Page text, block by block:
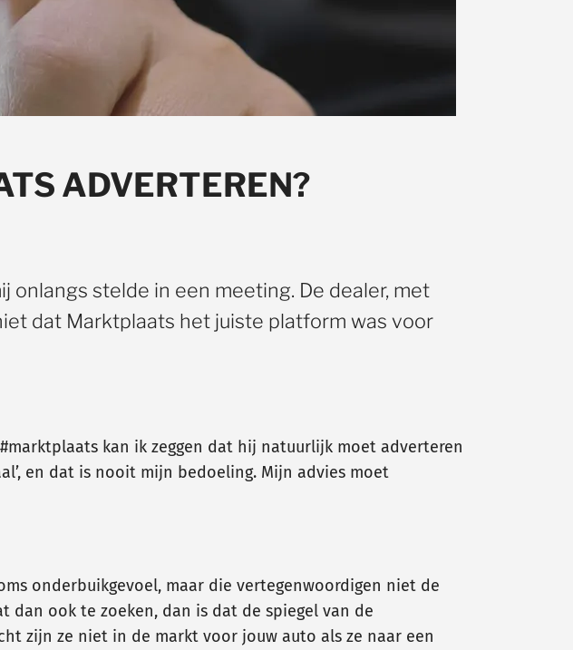
ADVERTEREN?
onlangs stelde in een meeting. De dealer, met
dat Marktplaats het juiste platform was voor
kan ik zeggen dat hij natuurlijk moet adverteren
en dat is nooit mijn bedoeling. Mijn advies moet
onderbuikgevoel, maar die vertegenwoordigen niet de
dan ook te zoeken, dan is dat de spiegel van de
zijn ze niet in de markt voor jouw auto als ze naar een